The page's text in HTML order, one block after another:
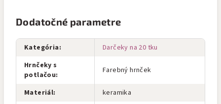
Dodatočné parametre
Kategória:
Darčeky na 20 tku
Hrnčeky s
potlačou: Farebný hrnček
Materiál:
keramika